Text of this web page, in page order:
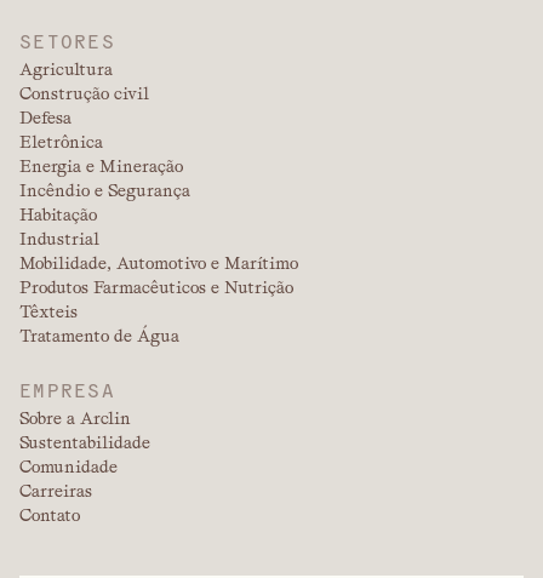
SETORES
Agricultura
Construção civil
Defesa
Eletrônica
Energia e Mineração
Incêndio e Segurança
Habitação
Industrial
Mobilidade, Automotivo e Marítimo
Produtos Farmacêuticos e Nutrição
Têxteis
Tratamento de Água
EMPRESA
Sobre a Arclin
Sustentabilidade
Comunidade
Carreiras
Contato